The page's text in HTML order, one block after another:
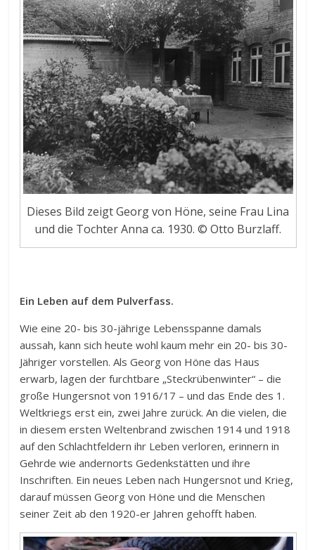
Dieses Bild zeigt Georg von Höne, seine Frau Lina
und die Tochter Anna ca. 1930. © Otto Burzlaff.
Ein Leben auf dem Pulverfass.
Wie eine 20- bis 30-jährige Lebensspanne damals
aussah, kann sich heute wohl kaum mehr ein 20- bis 30-
Jähriger vorstellen. Als Georg von Höne das Haus
erwarb, lagen der furchtbare „Steckrübenwinter“ – die
große Hungersnot von 1916/17 – und das Ende des 1.
Weltkriegs erst ein, zwei Jahre zurück. An die vielen, die
in diesem ersten Weltenbrand zwischen 1914 und 1918
auf den Schlachtfeldern ihr Leben verloren, erinnern in
Gehrde wie andernorts Gedenkstätten und ihre
Inschriften. Ein neues Leben nach Hungersnot und Krieg,
darauf müssen Georg von Höne und die Menschen
seiner Zeit ab den 1920-er Jahren gehofft haben.